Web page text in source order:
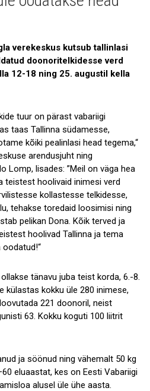
verekeskus kutsub tallinlasi
doonoritelkidesse verd
12-18 ning 25. augustil kella
tuur on pärast vabariigi
taas Tallinna südamesse,
kõiki pealinlasi head tegema,“
arendusjuht ning
Lomp, lisades: ”Meil on väga hea
teistest hoolivaid inimesi verd
kollastesse telkidesse,
tehakse toredaid loosimisi ning
pelikan Dona. Kõik terved ja
hoolivad Tallinna ja tema
oodatud!“
tänavu juba teist korda, 6.-8.
külastas kokku üle 280 inimese,
221 doonoril, neist
63. Kokku koguti 100 liitrit
ja söönud ning vähemalt 50 kg
eluaastat, kes on Eesti Vabariigi
alusel üle ühe aasta.